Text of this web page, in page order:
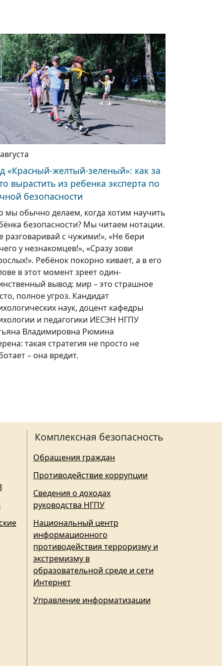
«Красный-желтый-зеленый»: как за
вырастить из ребенка эксперта по
безопасности
мы обычно делаем, когда хотим научить
безопасности? Мы читаем нотации.
разговаривай с чужими!», «Не бери
у незнакомцев!», «Сразу зови
Ребёнок покорно кивает, а в его
в этот момент зреет один-
вывод: мир – это страшное
полное угроз. Кандидат
наук, доцент кафедры
и педагогики ИЕСЭН НГПУ
Владимировна Рюмина
такая стратегия не просто не
– она вредит.
Комплексная безопасность
Обращения граждан
Противодействие коррупции
Сведения о доходах
руководства НГПУ
Национальный центр
информационного
противодействия терроризму и
экстремизму в
образовательной среде и сети
Интернет
Управление информатизации